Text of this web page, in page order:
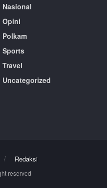
Nasional
Opini
Polkam
Sports
Travel
Uncategorized
Redaksi
reserved